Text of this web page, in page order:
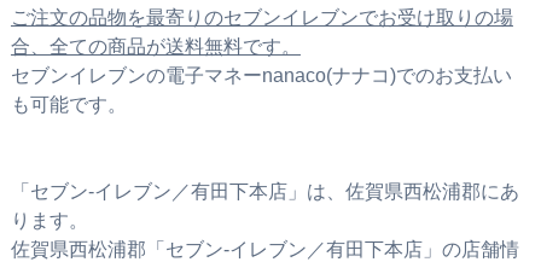
ご注文の品物を最寄りのセブンイレブンでお受け取りの場
合、全ての商品が送料無料です。
セブンイレブンの電子マネーnanaco(ナナコ)でのお支払い
も可能です。
「セブン‐イレブン／有田下本店」は、佐賀県西松浦郡にあ
ります。
佐賀県西松浦郡「セブン‐イレブン／有田下本店」の店舗情